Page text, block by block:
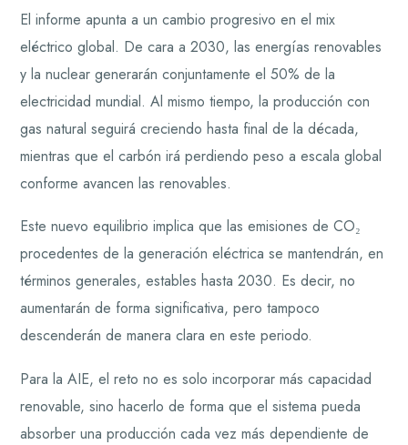
El informe apunta a un cambio progresivo en el mix
eléctrico global. De cara a 2030, las energías renovables
y la nuclear generarán conjuntamente el 50% de la
electricidad mundial. Al mismo tiempo, la producción con
gas natural seguirá creciendo hasta final de la década,
mientras que el carbón irá perdiendo peso a escala global
conforme avancen las renovables.
Este nuevo equilibrio implica que las emisiones de CO₂
procedentes de la generación eléctrica se mantendrán, en
términos generales, estables hasta 2030. Es decir, no
aumentarán de forma significativa, pero tampoco
descenderán de manera clara en este periodo.
Para la AIE, el reto no es solo incorporar más capacidad
renovable, sino hacerlo de forma que el sistema pueda
absorber una producción cada vez más dependiente de